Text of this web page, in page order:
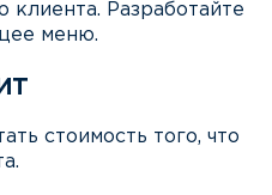
клиента. Разработайте
меню.
стоимость того, что